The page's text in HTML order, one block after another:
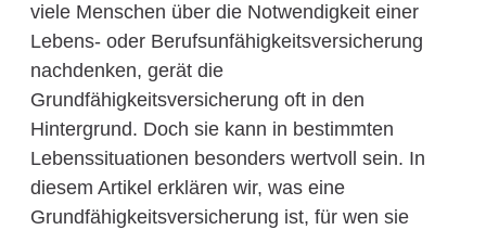
viele Menschen über die Notwendigkeit einer
Lebens- oder Berufsunfähigkeitsversicherung
nachdenken, gerät die
Grundfähigkeitsversicherung oft in den
Hintergrund. Doch sie kann in bestimmten
Lebenssituationen besonders wertvoll sein. In
diesem Artikel erklären wir, was eine
Grundfähigkeitsversicherung ist, für wen sie